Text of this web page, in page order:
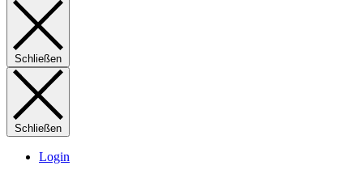
Schließen
Schließen
Login